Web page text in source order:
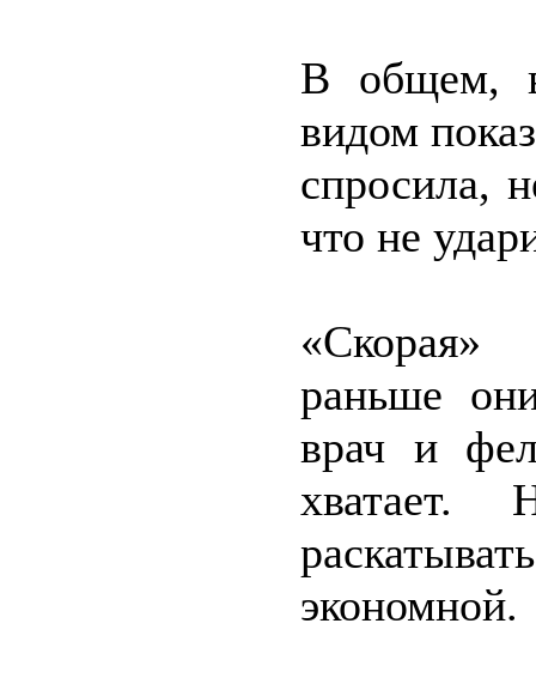
В общем,
видом
спросила,
что не
«Скорая»
раньше
врач и
хватает.
экономной.